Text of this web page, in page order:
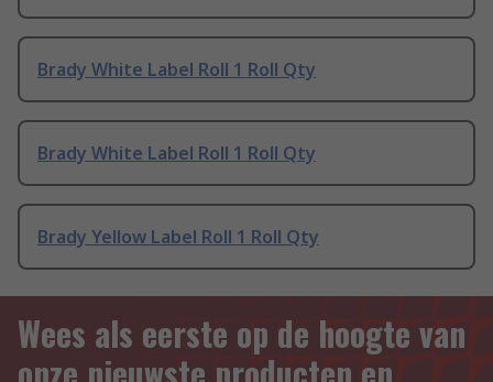
Brady White Label Roll 1 Roll Qty
Brady White Label Roll 1 Roll Qty
Brady Yellow Label Roll 1 Roll Qty
Wees als eerste op de hoogte van